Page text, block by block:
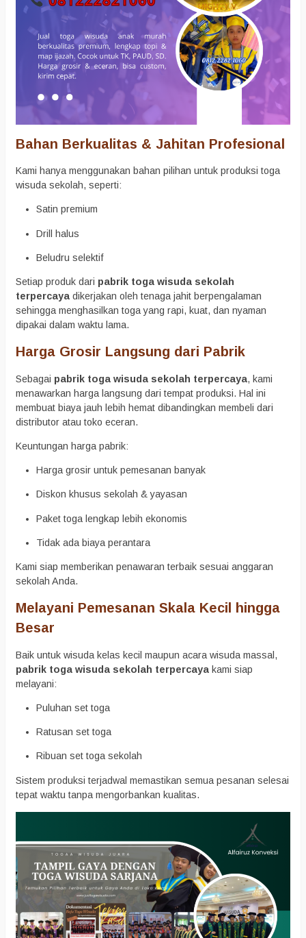
Bahan Berkualitas & Jahitan Profesional
Kami hanya menggunakan bahan pilihan untuk produksi toga
wisuda sekolah, seperti:
Satin premium
Drill halus
Beludru selektif
Setiap produk dari pabrik toga wisuda sekolah
terpercaya dikerjakan oleh tenaga jahit berpengalaman
sehingga menghasilkan toga yang rapi, kuat, dan nyaman
dipakai dalam waktu lama.
Harga Grosir Langsung dari Pabrik
Sebagai pabrik toga wisuda sekolah terpercaya, kami
menawarkan harga langsung dari tempat produksi. Hal ini
membuat biaya jauh lebih hemat dibandingkan membeli dari
distributor atau toko eceran.
Keuntungan harga pabrik:
Harga grosir untuk pemesanan banyak
Diskon khusus sekolah & yayasan
Paket toga lengkap lebih ekonomis
Tidak ada biaya perantara
Kami siap memberikan penawaran terbaik sesuai anggaran
sekolah Anda.
Melayani Pemesanan Skala Kecil hingga
Besar
Baik untuk wisuda kelas kecil maupun acara wisuda massal,
pabrik toga wisuda sekolah terpercaya kami siap
melayani:
Puluhan set toga
Ratusan set toga
Ribuan set toga sekolah
Sistem produksi terjadwal memastikan semua pesanan selesai
tepat waktu tanpa mengorbankan kualitas.